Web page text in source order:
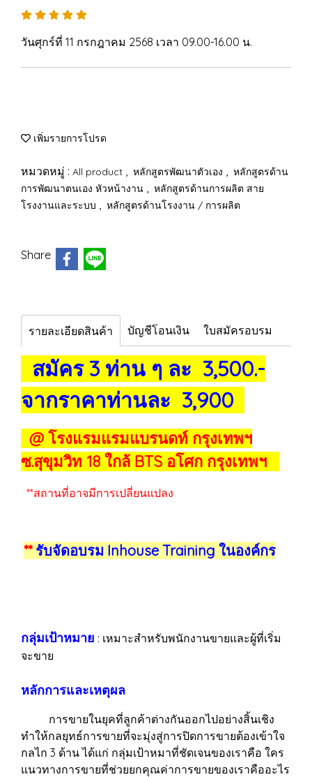
วันศุกร์ที่ 11 กรกฎาคม 2568 เวลา 09.00-16.00 น.
เพิ่มรายการโปรด
หมวดหมู่ : All product , หลักสูตรพัฒนาตัวเอง , หลักสูตรด้าน
การพัฒนาตนเอง หัวหน้างาน , หลักสูตรด้านการผลิต สาย
โรงงานและระบบ , หลักสูตรด้านโรงงาน / การผลิต
Share
รายละเอียดสินค้า บัญชีโอนเงิน ใบสมัครอบรม
สมัคร 3 ท่าน ๆ ละ 3,500.-
จากราคาท่านละ 3,900
@ โรงแรมแรมแบรนดท์ กรุงเทพฯ
ซ.สุขุมวิท 18 ใกล้ BTS อโศก กรุงเทพฯ
**สถานที่อาจมีการเปลี่ยนแปลง
**รับจัดอบรม Inhouse Training ในองค์กร
กลุ่มเป้าหมาย : เหมาะสำหรับพนักงานขายและผู้ที่เริ่ม
จะขาย
หลักการและเหตุผล
การขายในยุคที่ลูกค้าต่างกันออกไปอย่างสิ้นเชิง
ทำให้กลยุทธ์การขายที่จะมุ่งสู่การปิดการขายต้องเข้าใจ
กลไก 3 ด้าน ได้แก่ กลุ่มเป้าหมาที่ชัดเจนของเราคือ ใคร
แนวทางการขายที่ช่วยยกคุณค่าการขายของเราคืออะไร